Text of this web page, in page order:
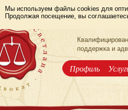
Мы используем файлы cookies для
Продолжая посещение, вы
поддержка и
Профиль